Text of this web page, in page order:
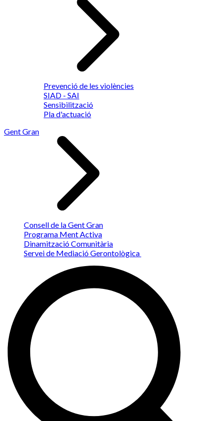
Prevenció de les violències
SIAD - SAI
Sensibilització
Pla d'actuació
Gent Gran
Consell de la Gent Gran
Programa Ment Activa
Dinamització Comunitària
Servei de Mediació Gerontològica